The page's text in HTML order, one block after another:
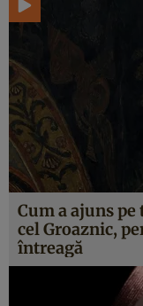
Cum a ajuns
cel Groaznic,
întreagă